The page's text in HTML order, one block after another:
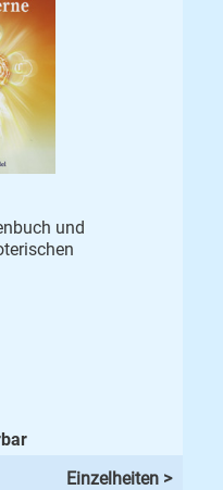
und
Einzelheiten >